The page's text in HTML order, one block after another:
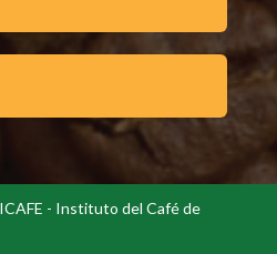
- Instituto del Café de